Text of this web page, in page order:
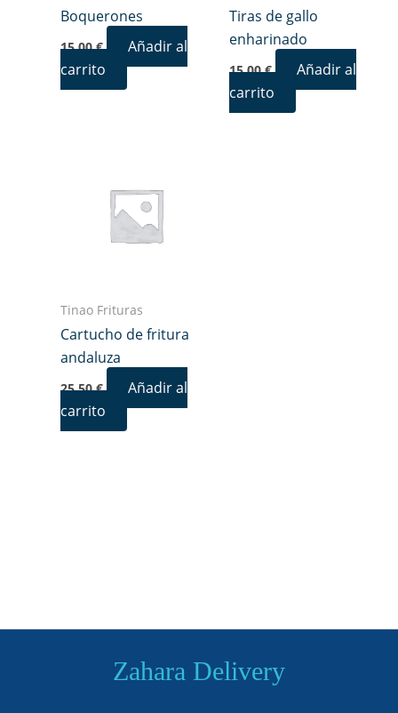
Boquerones
15,00€
Añadir al
carrito
Tiras de gallo
enharinado
15,00€
Añadir al
carrito
Tinao Frituras
Cartucho de fritura
andaluza
25,50€
Añadir al
carrito
Zahara Delivery